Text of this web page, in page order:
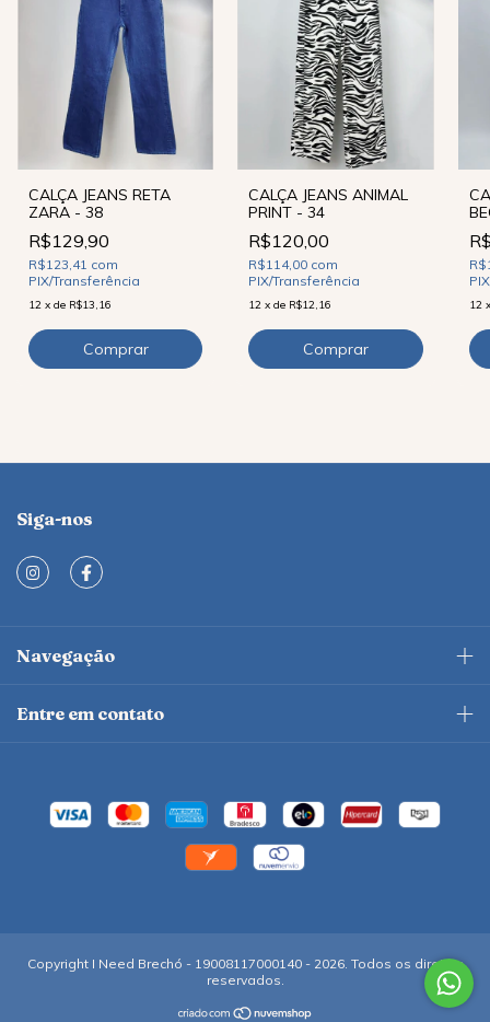
CALÇA JEANS RETA
ZARA - 38
R$129,90
R$123,41 com
PIX/Transferência
12 x de R$13,16
CALÇA JEANS ANIMAL
PRINT - 34
R$120,00
R$114,00 com
PIX/Transferência
12 xde R$12,16 12
Siga-nos
Navegação
Entre em contato
Copyright I Need Brechó - 19008117000140 - 2026. Todos os direitos
reservados.